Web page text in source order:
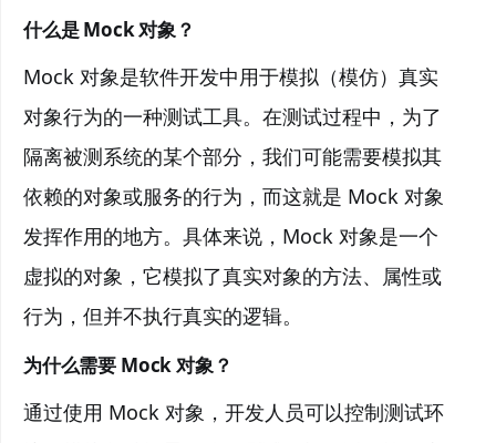
什么是 Mock 对象？
Mock 对象是软件开发中用于模拟（模仿）真实
对象行为的一种测试工具。在测试过程中，为了
隔离被测系统的某个部分，我们可能需要模拟其
依赖的对象或服务的行为，而这就是 Mock 对象
发挥作用的地方。具体来说，Mock 对象是一个
虚拟的对象，它模拟了真实对象的方法、属性或
行为，但并不执行真实的逻辑。
为什么需要 Mock 对象？
通过使用 Mock 对象，开发人员可以控制测试环